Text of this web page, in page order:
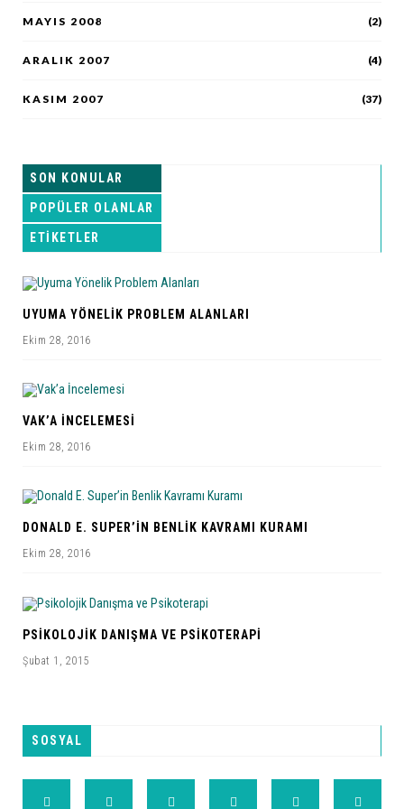
MAYIS 2008 (2)
ARALIK 2007 (4)
KASIM 2007 (37)
SON KONULAR
POPÜLER OLANLAR
ETIKETLER
UYUMA YÖNELIK PROBLEM ALANLARI
Ekim 28, 2016
VAK’A İNCELEMESI
Ekim 28, 2016
DONALD E. SUPER’IN BENLIK KAVRAMI KURAMI
Ekim 28, 2016
PSIKOLOJIK DANIŞMA VE PSIKOTERAPI
Şubat 1, 2015
SOSYAL